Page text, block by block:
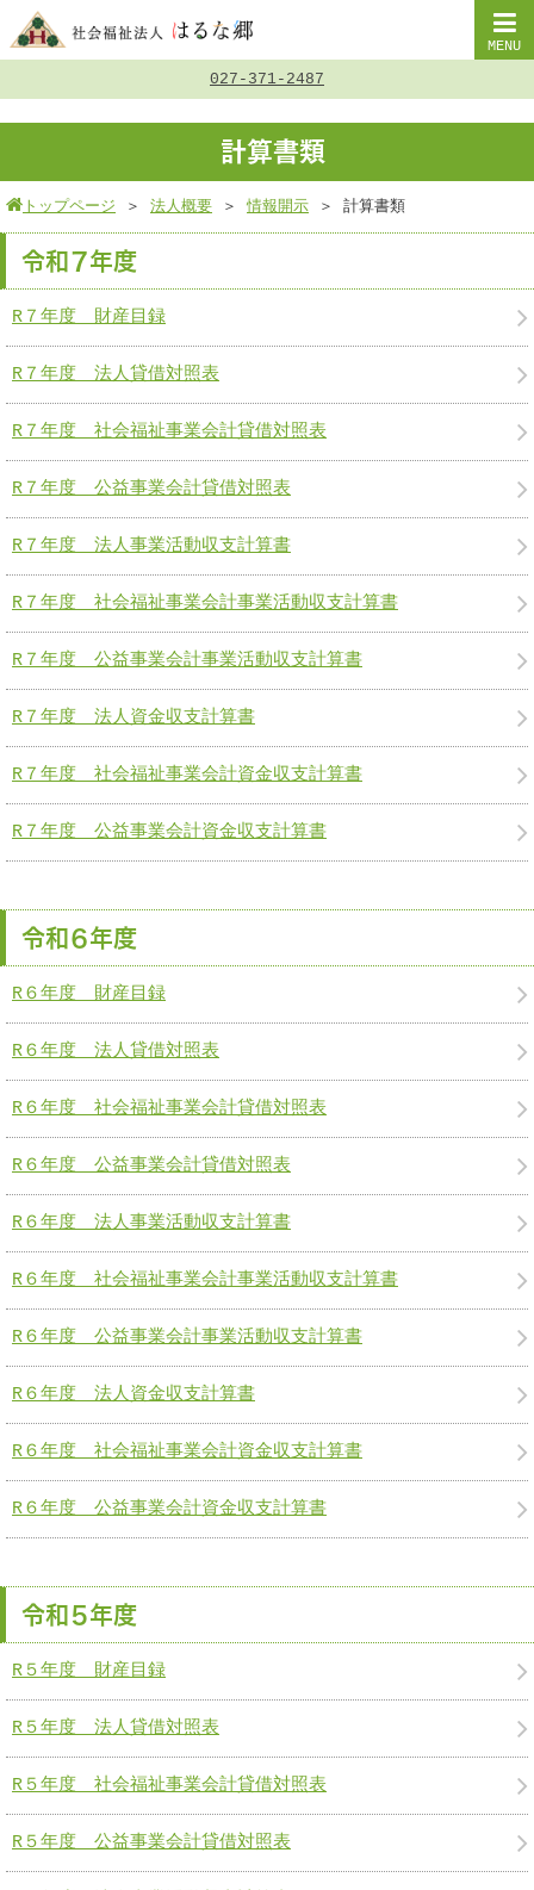
MENU
027-371-2487
計算書類
トップページ ＞ 法人概要 ＞情報開示 ＞ 計算書類
令和７年度
R７年度 財産目録
R７年度 法人貸借対照表
R７年度 社会福祉事業会計貸借対照表
R７年度 公益事業会計貸借対照表
R７年度 法人事業活動収支計算書
R７年度 社会福祉事業会計事業活動収支計算書
R７年度 公益事業会計事業活動収支計算書
R７年度 法人資金収支計算書
R７年度 社会福祉事業会計資金収支計算書
R７年度 公益事業会計資金収支計算書
令和６年度
R６年度 財産目録
R６年度 法人貸借対照表
R６年度 社会福祉事業会計貸借対照表
R６年度 公益事業会計貸借対照表
R６年度 法人事業活動収支計算書
R６年度 社会福祉事業会計事業活動収支計算書
R６年度 公益事業会計事業活動収支計算書
R６年度 法人資金収支計算書
R６年度 社会福祉事業会計資金収支計算書
R６年度 公益事業会計資金収支計算書
令和５年度
R５年度 財産目録
R５年度 法人貸借対照表
R５年度 社会福祉事業会計貸借対照表
R５年度 公益事業会計貸借対照表